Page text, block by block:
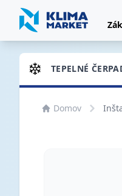
TEPELNÉ
Domov